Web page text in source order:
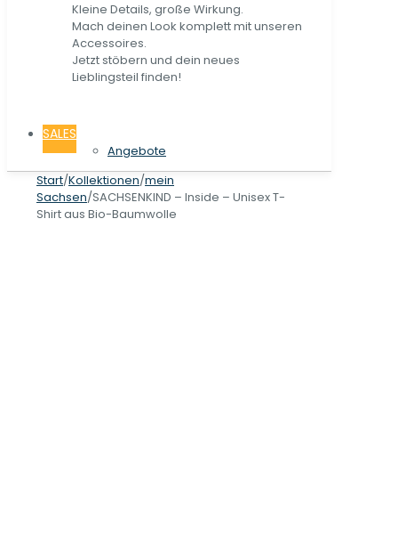
Kleine Details, große Wirkung.
Mach deinen Look komplett mit unseren
Accessoires.
Jetzt stöbern und dein neues
Lieblingsteil finden!
SALES
Angebote
Start/Kollektionen/mein
Sachsen/SACHSENKIND – Inside – Unisex T-
Shirt aus Bio-Baumwolle